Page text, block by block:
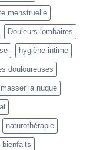
menstruelle
Douleurs lombaires
hygiène intime
douloureuses
masser la nuque
naturothérapie
bienfaits